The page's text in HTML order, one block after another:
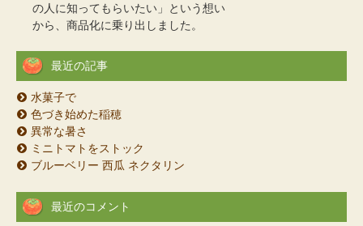
の人に知ってもらいたい」という想い
から、商品化に乗り出しました。
最近の記事
水菓子で
色づき始めた稲穂
異常な暑さ
ミニトマトをストック
ブルーベリー 西瓜 ネクタリン
最近のコメント